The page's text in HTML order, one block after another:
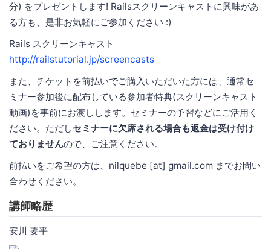
分) をプレゼントします! Railsスクリーンキャストに興味があ
る方も、是非お気軽にご参加ください :)
Rails スクリーンキャスト
http://railstutorial.jp/screencasts
また、チケットを前払いでご購入いただいた方には、通常セ
ミナー参加後に配布している参加者特典(スクリーンキャスト
動画)を事前にお渡しします。セミナーの予習などにご活用く
ださい。ただしセミナーに欠席される場合も返金は受け付け
ておりませんので、ご注意ください。
前払いをご希望の方は、nilquebe [at] gmail.com までお問い
合わせください。
講師略歴
安川 要平